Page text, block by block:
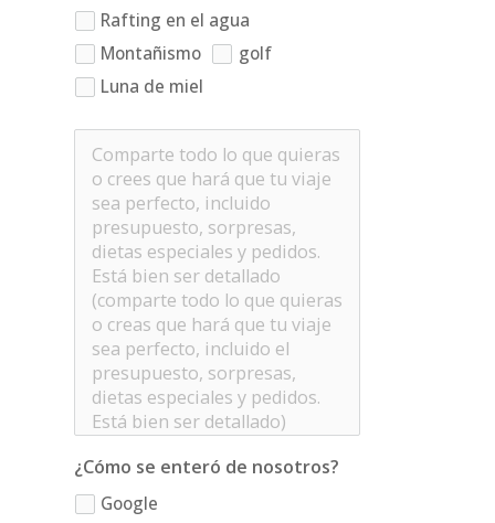
Rafting en el agua
Montañismo
golf
Luna de miel
¿Cómo se enteró de nosotros?
Google